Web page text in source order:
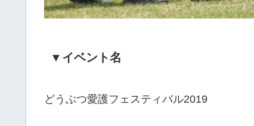
▼イベント名
どうぶつ愛護フェスティバル2019